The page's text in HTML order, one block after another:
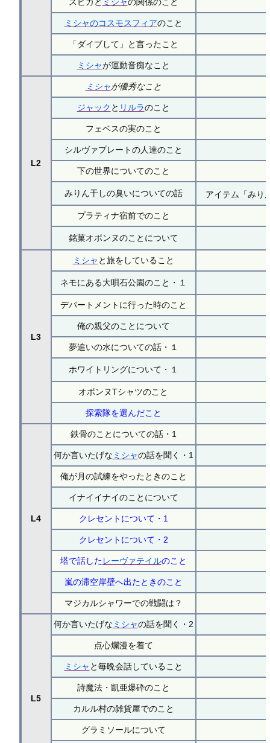
ミシャのコスモスフィアのこと
「ダイブして」と言ったこと
ミシャが運動音痴なこと
L2
ミシャが優秀なこと
ジャック と リルラのこと
フェベスの実のこと
シルヴァプレートの人達のこと
下の世界についてのこと
みりん干しの臭いについての話 アイテム「みり
プラティナ宿前でのこと
銘菓オボンヌのことについて
L3
ミシャ と旅をしていること
ネモにある大唄石公園のこと・１
デパートメントに行った時のこと
俺の親父のことについて
夢追いの水についての話・１
ホワイトリングについて・１
オボンヌTシャツのこと
探索隊を選んだこと
L4
鉄骨のことについての話・1
何か言いたげな ミシャの話を聞く・1
俺が月の試練をやったときのこと
イナイイナイのことについて
クレセントについて・1
クレセントについて・2
塔で話したレーヴァテイルのこと
嵐の滞空岸壁へ出たときのこと
マジカルシャワーでの戦闘は？
L5
何か言いたげな ミシャの話を聞く・2
点心爛漫を着て
ミシャ と毎晩会話していること
詩魔法・凱亜爆砕のこと
カルル村の雑貨屋でのこと
グラミソールについて